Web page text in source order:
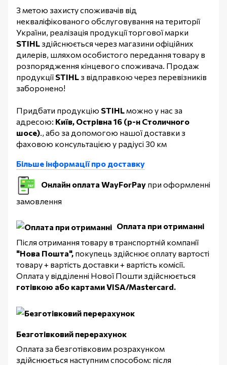
З метою захисту споживачів від
некваліфікованого обслуговування на території
України, реалізація продукції торгової марки
STIHL здійснюється через магазини офіційних
дилерів, шляхом особистого передання товару в
розпорядження кінцевого споживача. Продаж
продукції STIHL з відправкою через перевізників
заборонено!
Придбати продукцію STIHL можно у нас за
адресою: Київ, Острівна 16 (р-н Столичного
шосе) ., або за допомогою нашої доставки з
фаховою консультацією у радіусі 30 км
Більше інформації про доставку
Онлайн оплата WayForPay при оформленні
замовлення
Оплата при отриманні
Після отримання товару в транспортній компанії
"Нова Пошта", покупець здійснює оплату вартості
товару + вартість доставки + вартість комісії.
Оплата у відділенні Нової Пошти здійснюється
готівкою або картами VISA/Mastercard.
Безготівковий перерахунок
Оплата за безготівковим розрахунком
здійснюється наступним способом: після